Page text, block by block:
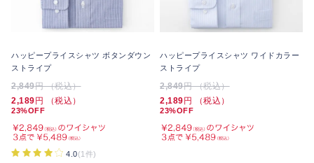
ハッピープライスシャツ ボタンダウン
ストライプ
2,849円 （税込）
2,189円 （税込）
23%OFF
4.0(1件)
ハッピープライスシャツ ワイドカラー
ストライプ
2,849円 （税込）
2,189円 （税込）
23%OFF